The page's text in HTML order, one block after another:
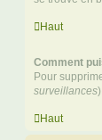
Haut
Comment
Pour
surveillances
Haut